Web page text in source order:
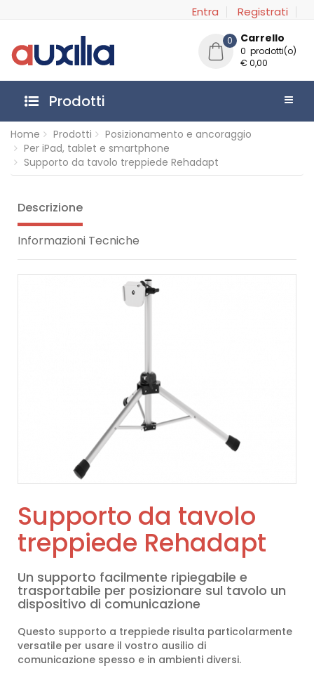
Entra Registrati
0 Carrello
0 prodotti(o)
€ 0,00
Prodotti
Home Prodotti
Posizionamento e ancoraggio
Per iPad, tablet e smartphone
Supporto da tavolo treppiede Rehadapt
Descrizione
Informazioni Tecniche
Supporto da tavolo
treppiede Rehadapt
Un supporto facilmente ripiegabile e
trasportabile per posizionare sul tavolo un
dispositivo di comunicazione
Questo supporto a treppiede risulta particolarmente
versatile per usare il vostro ausilio di
comunicazione spesso e in ambienti diversi.